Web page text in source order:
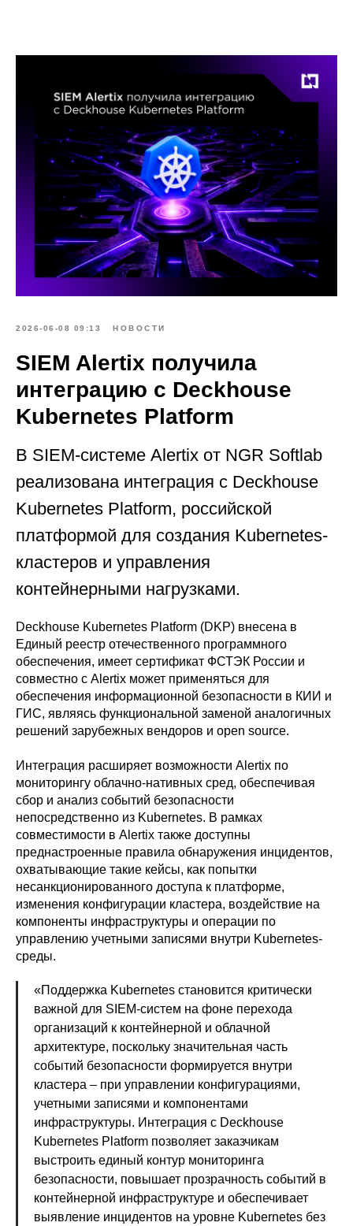
2026-06-08 09:13 НОВОСТИ
SIEM Alertix получила
интеграцию с Deckhouse
Kubernetes Platform
В SIEM-системе Alertix от NGR Softlab
реализована интеграция с Deckhouse
Kubernetes Platform, российской
платформой для создания Kubernetes-
кластеров и управления
контейнерными нагрузками.
Deckhouse Kubernetes Platform (DKP) внесена в
Единый реестр отечественного программного
обеспечения, имеет сертификат ФСТЭК России и
совместно с Alertix может применяться для
обеспечения информационной безопасности в КИИ и
ГИС, являясь функциональной заменой аналогичных
решений зарубежных вендоров и open source.
Интеграция расширяет возможности Alertix по
мониторингу облачно-нативных сред, обеспечивая
сбор и анализ событий безопасности
непосредственно из Kubernetes. В рамках
совместимости в Alertix также доступны
преднастроенные правила обнаружения инцидентов,
охватывающие такие кейсы, как попытки
несанкционированного доступа к платформе,
изменения конфигурации кластера, воздействие на
компоненты инфраструктуры и операции по
управлению учетными записями внутри Kubernetes-
среды.
«Поддержка Kubernetes становится критически
важной для SIEM-систем на фоне перехода
организаций к контейнерной и облачной
архитектуре, поскольку значительная часть
событий безопасности формируется внутри
кластера – при управлении конфигурациями,
учетными записями и компонентами
инфраструктуры. Интеграция с Deckhouse
Kubernetes Platform позволяет заказчикам
выстроить единый контур мониторинга
безопасности, повышает прозрачность событий в
контейнерной инфраструктуре и обеспечивает
выявление инцидентов на уровне Kubernetes без